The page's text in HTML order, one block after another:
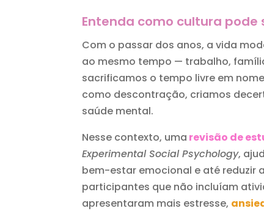
Entenda como cultura
Com o passar dos anos, a vida
ao mesmo tempo — trabalho,
sacrificamos o tempo livre em
como descontração, criamos
saúde mental.
Nesse contexto, uma revisão de
Experimental Social Psychology,
bem-estar emocional e até reduzir
participantes que não incluíam
apresentaram mais estresse,